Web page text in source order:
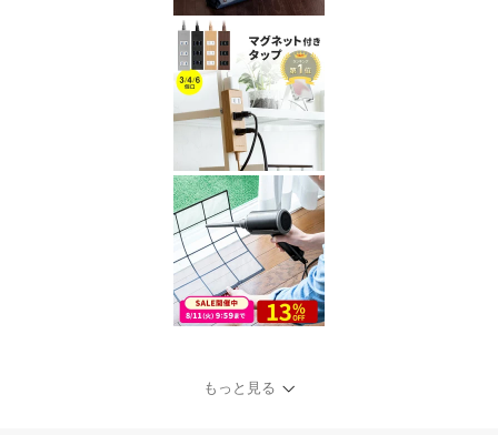
もっと見る